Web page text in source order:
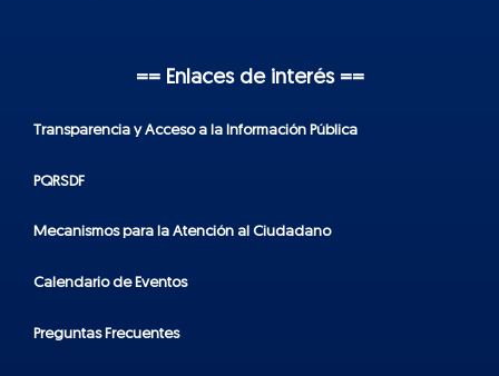
== Enlaces de interés ==
Transparencia y Acceso a la Información Pública
PQRSDF
Mecanismos para la Atención al Ciudadano
Calendario de Eventos
Preguntas Frecuentes